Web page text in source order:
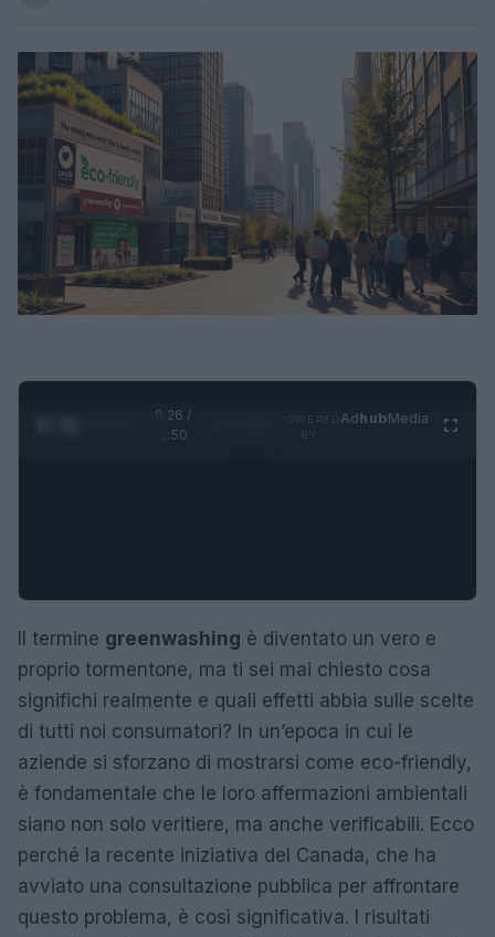
0:27 /
1:50
AdhubMedia
Il termine greenwashing è diventato un vero e
proprio tormentone, ma ti sei mai chiesto cosa
significhi realmente e quali effetti abbia sulle scelte
di tutti noi consumatori? In un’epoca in cui le
aziende si sforzano di mostrarsi come eco-friendly,
è fondamentale che le loro affermazioni ambientali
siano non solo veritiere, ma anche verificabili. Ecco
perché la recente iniziativa del Canada, che ha
avviato una consultazione pubblica per affrontare
questo problema, è così significativa. I risultati